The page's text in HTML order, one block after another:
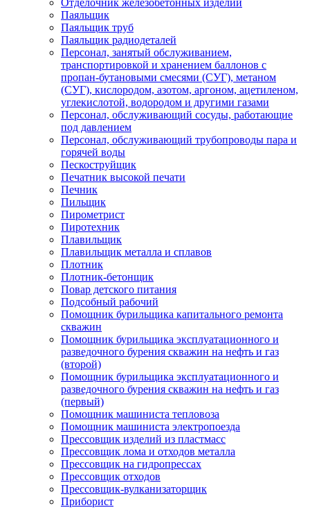
Отделочник железобетонных изделий
Паяльщик
Паяльщик труб
Паяльщик радиодеталей
Персонал, занятый обслуживанием,
транспортировкой и хранением баллонов с
пропан-бутановыми смесями (СУГ), метаном
(СУГ), кислородом, азотом, аргоном, ацетиленом,
углекислотой, водородом и другими газами
Персонал, обслуживающий сосуды, работающие
под давлением
Персонал, обслуживающий трубопроводы пара и
горячей воды
Пескоструйщик
Печатник высокой печати
Печник
Пильщик
Пирометрист
Пиротехник
Плавильщик
Плавильщик металла и сплавов
Плотник
Плотник-бетонщик
Повар детского питания
Подсобный рабочий
Помощник бурильщика капитального ремонта
скважин
Помощник бурильщика эксплуатационного и
разведочного бурения скважин на нефть и газ
(второй)
Помощник бурильщика эксплуатационного и
разведочного бурения скважин на нефть и газ
(первый)
Помощник машиниста тепловоза
Помощник машиниста электропоезда
Прессовщик изделий из пластмасс
Прессовщик лома и отходов металла
Прессовщик на гидропрессах
Прессовщик отходов
Прессовщик-вулканизаторщик
Приборист